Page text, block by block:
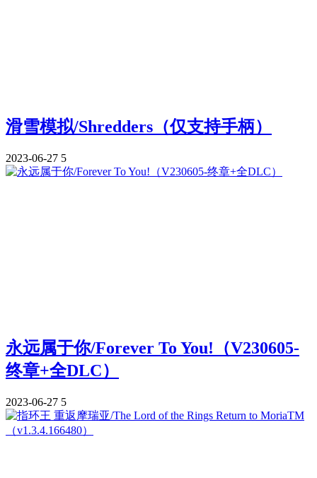
滑雪模拟/Shredders（仅支持手柄）
2023-06-27 5
永远属于你/Forever To You!（V230605-
终章+全DLC）
2023-06-27 5